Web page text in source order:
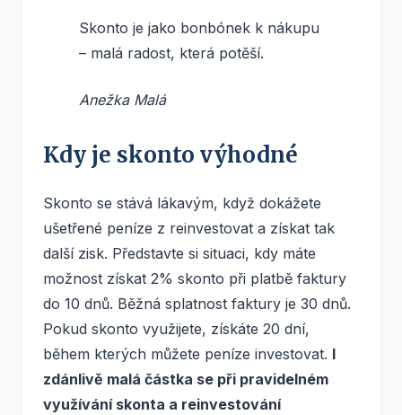
Skonto je jako bonbónek k nákupu
– malá radost, která potěší.
Anežka Malá
Kdy je skonto výhodné
Skonto se stává lákavým, když dokážete
ušetřené peníze z reinvestovat a získat tak
další zisk. Představte si situaci, kdy máte
možnost získat 2% skonto při platbě faktury
do 10 dnů. Běžná splatnost faktury je 30 dnů.
Pokud skonto využijete, získáte 20 dní,
během kterých můžete peníze investovat. I
zdánlivě malá částka se při pravidelném
využívání skonta a reinvestování